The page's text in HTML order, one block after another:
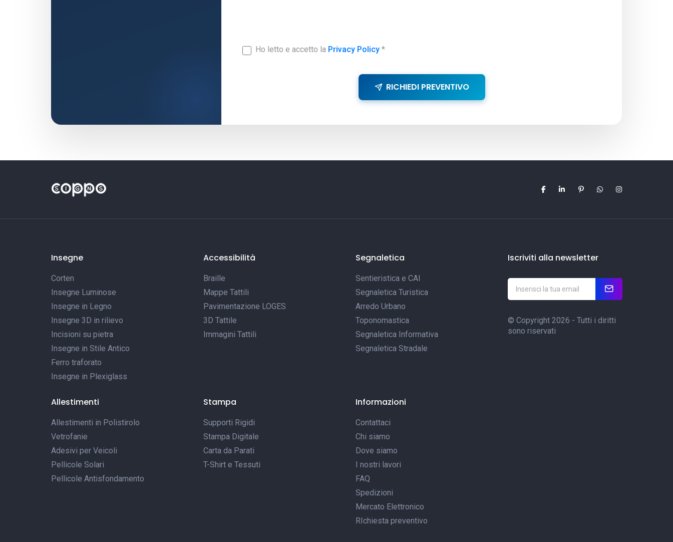
Ho letto e accetto la Privacy Policy *
RICHIEDI PREVENTIVO
Insegne
Corten
Insegne Luminose
Insegne in Legno
Insegne 3D in rilievo
Incisioni su pietra
Insegne in Stile Antico
Ferro traforato
Insegne in Plexiglass
Accessibilità
Braille
Mappe Tattili
Pavimentazione LOGES
3D Tattile
Immagini Tattili
Segnaletica
Sentieristica e CAI
Segnaletica Turistica
Arredo Urbano
Toponomastica
Segnaletica Informativa
Segnaletica Stradale
Allestimenti
Allestimenti in Polistirolo
Vetrofanie
Adesivi per Veicoli
Pellicole Solari
Pellicole Antisfondamento
Stampa
Supporti Rigidi
Stampa Digitale
Carta da Parati
T-Shirt e Tessuti
Informazioni
Contattaci
Chi siamo
Dove siamo
I nostri lavori
FAQ
Spedizioni
Mercato Elettronico
RIchiesta preventivo
Iscriviti alla newsletter
© Copyright 2026 - Tutti i diritti
sono riservati